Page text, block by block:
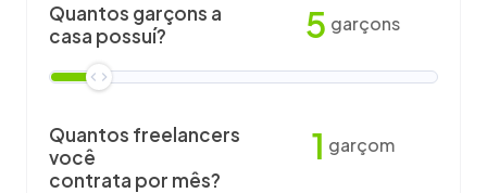
Quantos garçons a
casa possuí?
5 garçons
Quantos freelancers
você
contrata por mês?
1 garçom